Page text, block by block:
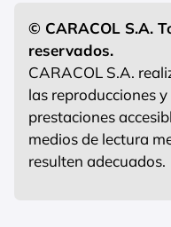
© CARACOL S.A.
reservados.
CARACOL S.A.
las reproducciones
prestaciones
medios de lectura
resulten adecuados.